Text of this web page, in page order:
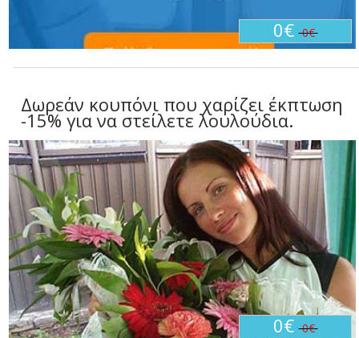
0€0€
Δωρεάν κουπόνι που χαρίζει έκπτωση
-15% για να στείλετε λουλούδια.
0€0€